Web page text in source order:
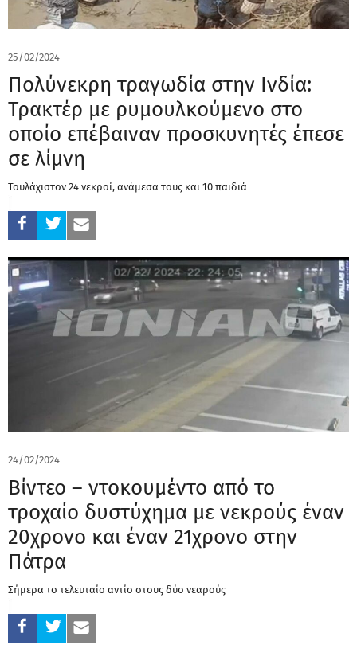
25/02/2024
Πολύνεκρη τραγωδία στην Ινδία:
Τρακτέρ με ρυμουλκούμενο στο
οποίο επέβαιναν προσκυνητές έπεσε
σε λίμνη
Τουλάχιστον 24 νεκροί, ανάμεσα τους και 10 παιδιά
24/02/2024
Βίντεο – ντοκουμέντο από το
τροχαίο δυστύχημα με νεκρούς έναν
20χρονο και έναν 21χρονο στην
Πάτρα
Σήμερα το τελευταίο αντίο στους δύο νεαρούς